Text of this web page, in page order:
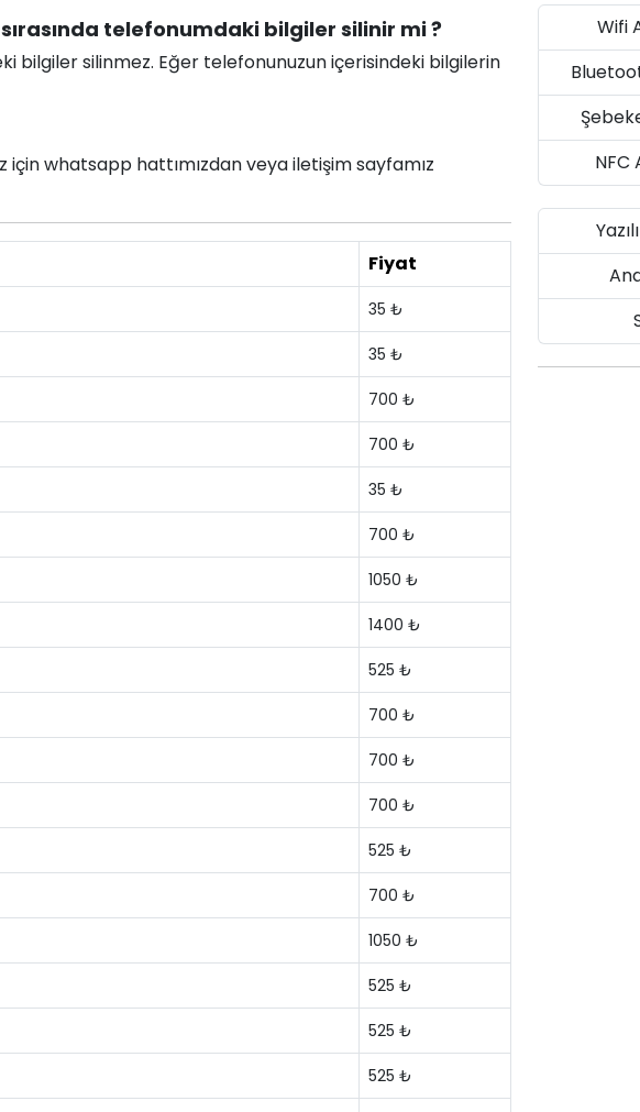
telefonumdaki bilgiler silinir mi ?
bilgiler silinmez. Eğer telefonunuzun içerisindeki bilgilerin
için whatsapp hattımızdan veya iletişim sayfamız
Fiyat
35 ₺
35 ₺
700 ₺
700 ₺
35 ₺
700 ₺
1050 ₺
1400 ₺
525 ₺
700 ₺
700 ₺
700 ₺
525 ₺
700 ₺
1050 ₺
525 ₺
525 ₺
525 ₺
Wifi
NFC